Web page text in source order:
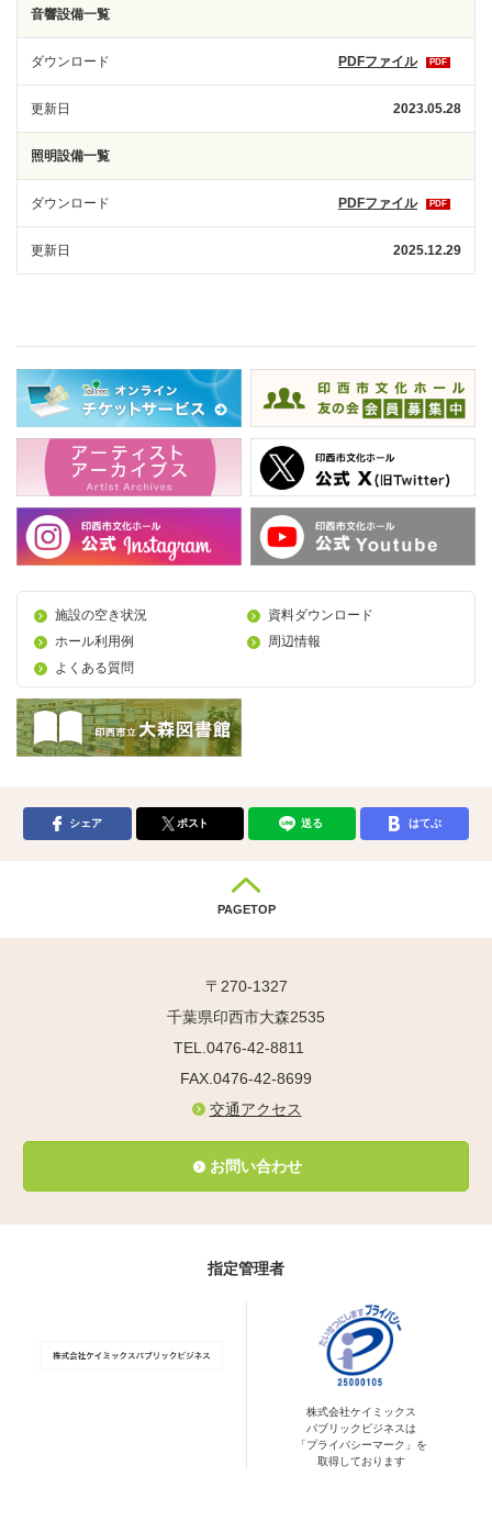
音響設備一覧
ダウンロード PDFファイル PDF
更新日 2023.05.28
照明設備一覧
ダウンロード PDFファイル PDF
更新日 2025.12.29
施設の空き状況
資料ダウンロード
ホール利用例
周辺情報
よくある質問
シェア ポスト 送る はてぶ
PAGETOP
〒270-1327
千葉県印西市大森2535
TEL.0476-42-8811
FAX.0476-42-8699
交通アクセス
お問い合わせ
指定管理者
株式会社ケイミックス
パブリックビジネスは
「プライバシーマーク」を
取得しております